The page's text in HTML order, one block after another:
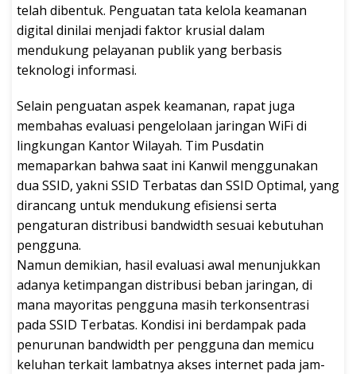
telah dibentuk. Penguatan tata kelola keamanan
digital dinilai menjadi faktor krusial dalam
mendukung pelayanan publik yang berbasis
teknologi informasi.
Selain penguatan aspek keamanan, rapat juga
membahas evaluasi pengelolaan jaringan WiFi di
lingkungan Kantor Wilayah. Tim Pusdatin
memaparkan bahwa saat ini Kanwil menggunakan
dua SSID, yakni SSID Terbatas dan SSID Optimal, yang
dirancang untuk mendukung efisiensi serta
pengaturan distribusi bandwidth sesuai kebutuhan
pengguna.
Namun demikian, hasil evaluasi awal menunjukkan
adanya ketimpangan distribusi beban jaringan, di
mana mayoritas pengguna masih terkonsentrasi
pada SSID Terbatas. Kondisi ini berdampak pada
penurunan bandwidth per pengguna dan memicu
keluhan terkait lambatnya akses internet pada jam-